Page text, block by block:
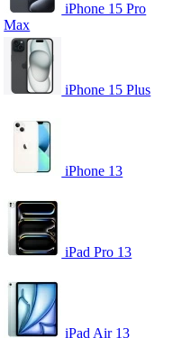
iPhone 15 Pro
Max
iPhone 15 Plus
iPhone 13
iPad Pro 13
iPad Air 13